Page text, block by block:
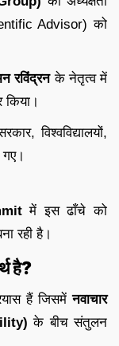
Advisor) को
रविंद्रनके नेतृत्व में
किया।
विश्वविद्यालयों,
गए।
में इस ढाँचे को
रही है।
है?
हैं जिसमेंनवाचार
के बीच संतुलन